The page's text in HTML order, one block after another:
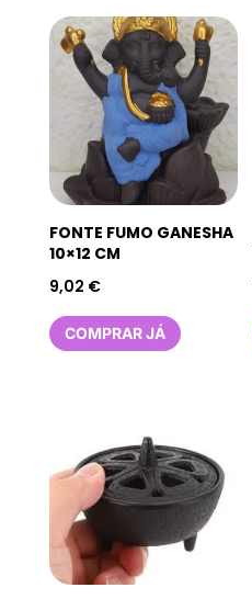
FONTE FUMO GANESHA
10×12 CM
9,02 €
COMPRAR JÁ